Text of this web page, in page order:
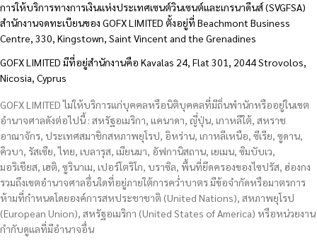
การให้บริการทางการเงินแห่งประเทศเซนต์วินเซนต์และเกรนาดีนส์ (SVGFSA)
สำนักงานจดทะเบียนของ GOFX LIMITED ตั้งอยู่ที่ Beachmont Business
Centre, 330, Kingstown, Saint Vincent and the Grenadines
GOFX LIMITED มีที่อยู่สำนักงานคือ Kavalas 24, Flat 301, 2044 Strovolos,
Nicosia, Cyprus
GOFX LIMITED ไม่ให้บริการแก่บุคคลหรือนิติบุคคลที่มีถิ่นพำนักหรืออยู่ในเขต
อำนาจศาลดังต่อไปนี้ : สหรัฐอเมริกา, แคนาดา, ญี่ปุ่น, เกาหลีใต้, สหราช
อาณาจักร, ประเทศสมาชิกสหภาพยุโรป, อิหร่าน, เกาหลีเหนือ, ซีเรีย, ซูดาน,
คิวบา, รัสเซีย, ไทย, เบลารุส, เมียนมา, อัฟกานิสถาน, เยเมน, ซิมบับเว,
มอริเชียส, เฮติ, ซูรินาเม, เปอร์โตริโก, บราซิล, พื้นที่ยึดครองของไซปรัส, ฮ่องกง
รวมถึงเขตอำนาจศาลอื่นใดที่อยู่ภายใต้การคว่ำบาตร มีข้อจำกัดหรือมาตรการ
ห้ามที่กำหนดโดยองค์การสหประชาชาติ (United Nations), สหภาพยุโรป
(European Union), สหรัฐอเมริกา (United States of America) หรือหน่วยงาน
กำกับดูแลที่มีอำนาจอื่น